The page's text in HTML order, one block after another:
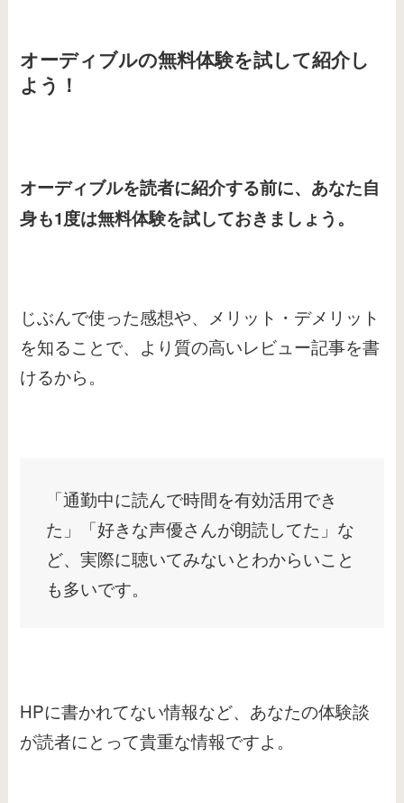
オーディブルの無料体験を試して紹介し
よう！
オーディブルを読者に紹介する前に、あなた自
身も1度は無料体験を試しておきましょう。
じぶんで使った感想や、メリット・デメリット
を知ることで、より質の高いレビュー記事を書
けるから。
「通勤中に読んで時間を有効活用でき
た」「好きな声優さんが朗読してた」な
ど、実際に聴いてみないとわからいこと
も多いです。
HPに書かれてない情報など、あなたの体験談
が読者にとって貴重な情報ですよ。